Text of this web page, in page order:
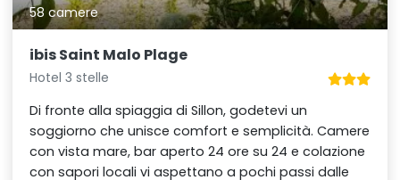
58 camere
ibis Saint Malo Plage
Hotel 3 stelle
Di fronte alla spiaggia di Sillon, godetevi un
soggiorno che unisce comfort e semplicità. Camere
con vista mare, bar aperto 24 ore su 24 e colazione
con sapori locali vi aspettano a pochi passi dalle